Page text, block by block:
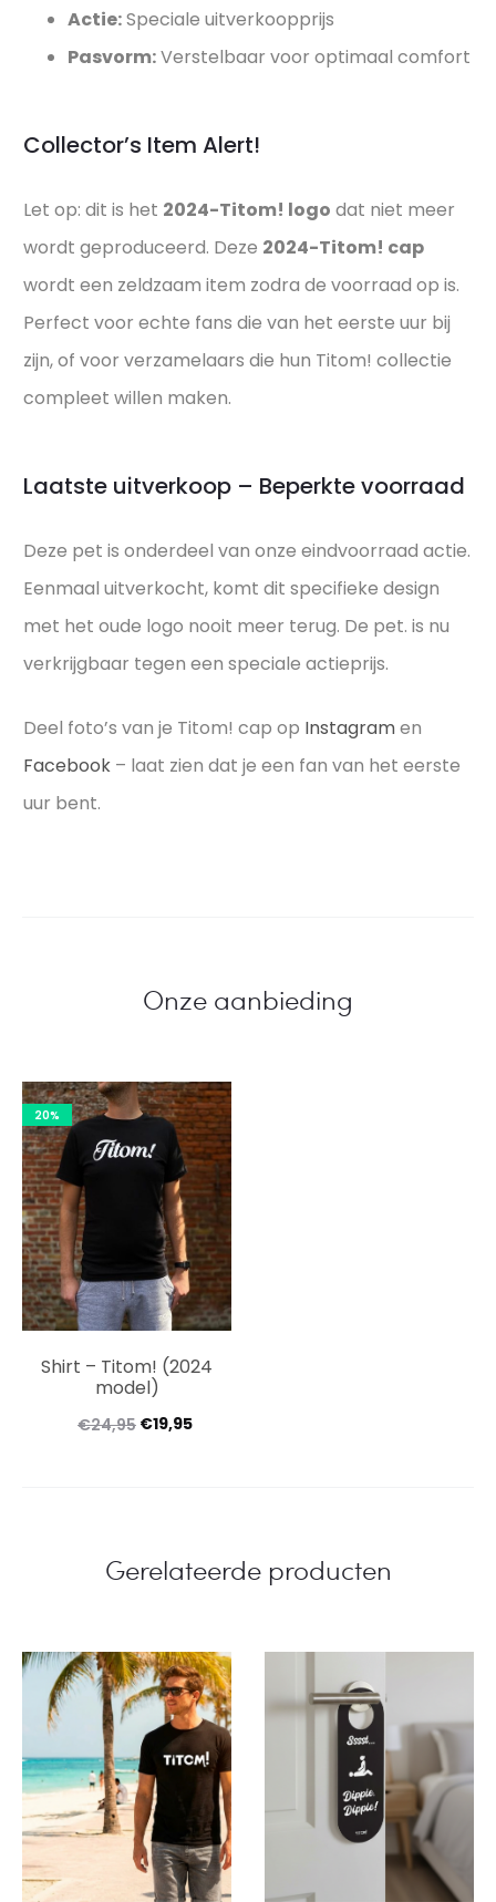
Actie:Speciale uitverkoopprijs
Pasvorm:Verstelbaar voor optimaal comfort
Collector’s Item Alert!
Let op: dit is het 2024-Titom! logo dat niet meer
wordt geproduceerd. Deze 2024-Titom! cap
wordt een zeldzaam item zodra de voorraad op is.
Perfect voor echte fans die van het eerste uur bij
zijn, of voor verzamelaars die hun Titom! collectie
compleet willen maken.
Laatste uitverkoop – Beperkte voorraad
Deze pet is onderdeel van onze eindvoorraad actie.
Eenmaal uitverkocht, komt dit specifieke design
met het oude logo nooit meer terug. De pet. is nu
verkrijgbaar tegen een speciale actieprijs.
Deel foto’s van je Titom! cap op Instagramen
Facebook – laat zien dat je een fan van het eerste
uur bent.
Onze aanbieding
20%
Shirt – Titom! (2024
model)
€24,95 €19,95
Gerelateerde producten